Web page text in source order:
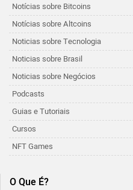
Notícias sobre Bitcoins
Notícias sobre Altcoins
Noticias sobre Tecnologia
Noticias sobre Brasil
Noticias sobre Negócios
Podcasts
Guias e Tutoriais
Cursos
NFT Games
O Que É?